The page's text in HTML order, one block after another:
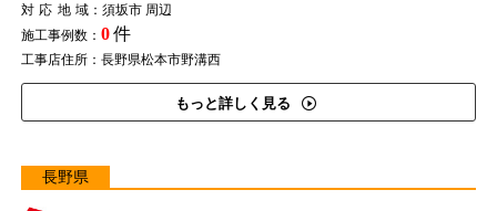
対応地域：須坂市 周辺
施工事例数： 0件
工事店住所：長野県松本市野溝西
もっと詳しく見る
長野県